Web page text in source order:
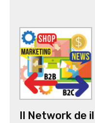
Il Network de